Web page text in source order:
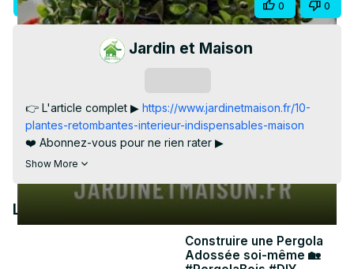
Video
Visit Site Share 0 0
Jardin et Maison
👉 L'article complet ▶ https://www.jardinetmaison.fr/10-
plantes-retombantes-interieur-indispensables-maison
❤️ Abonnez-vous pour ne rien rater ▶
https://www.youtube.com/channel/
10 plantes retombantes à absolument avoir à la maison
Show More
Latest Videos
Construire une Pergola
Adossée soi-même 🏡